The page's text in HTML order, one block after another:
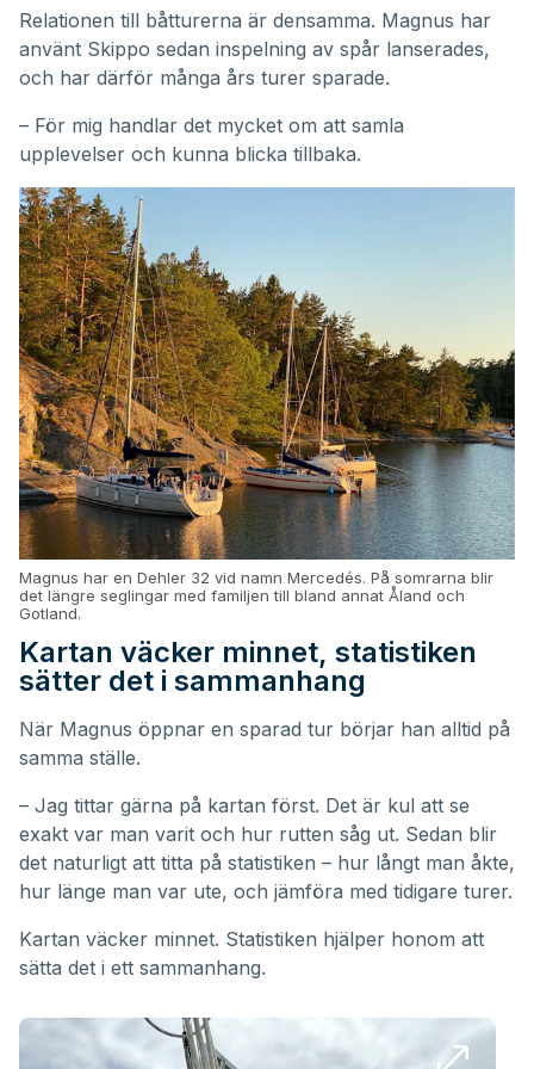
Relationen till båtturerna är densamma. Magnus har
använt Skippo sedan inspelning av spår lanserades,
och har därför många års turer sparade.
– För mig handlar det mycket om att samla
upplevelser och kunna blicka tillbaka.
Magnus har en Dehler 32 vid namn Mercedés. På somrarna blir
det längre seglingar med familjen till bland annat Åland och
Gotland.
Kartan väcker minnet, statistiken
sätter det i sammanhang
När Magnus öppnar en sparad tur börjar han alltid på
samma ställe.
– Jag tittar gärna på kartan först. Det är kul att se
exakt var man varit och hur rutten såg ut. Sedan blir
det naturligt att titta på statistiken – hur långt man åkte,
hur länge man var ute, och jämföra med tidigare turer.
Kartan väcker minnet. Statistiken hjälper honom att
sätta det i ett sammanhang.